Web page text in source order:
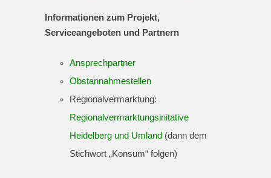
Informationen zum Projekt,
Serviceangeboten und Partnern
Ansprechpartner
Obstannahmestellen
Regionalvermarktung:
Regionalvermarktungsinitative
Heidelberg und Umland (dann dem
Stichwort „Konsum“ folgen)